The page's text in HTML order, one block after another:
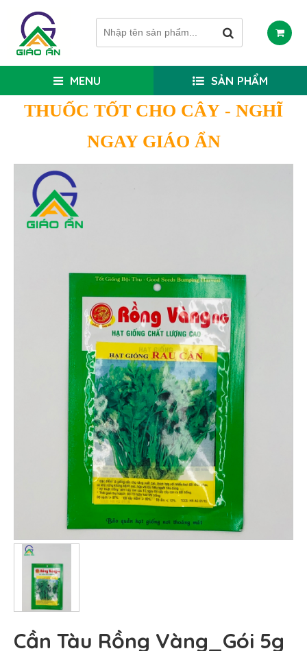
MENU SẢN PHẨM
THUỐC TỐT CHO CÂY - NGHĨ
NGAY GIÁO ẨN
Cần Tàu Rồng Vàng_Gói 5g